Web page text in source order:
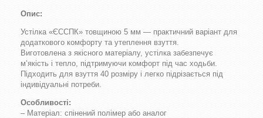
Опис:
Устілка «ЄССПК» товщиною 5 мм — практичний варіант для
додаткового комфорту та утеплення взуття.
Виготовлена з якісного матеріалу, устілка забезпечує
м’якість і тепло, підтримуючи комфорт під час ходьби.
Підходить для взуття 40 розміру і легко підрізається під
індивідуальні потреби.
Особливості:
– Матеріал: спінений полімер або аналог